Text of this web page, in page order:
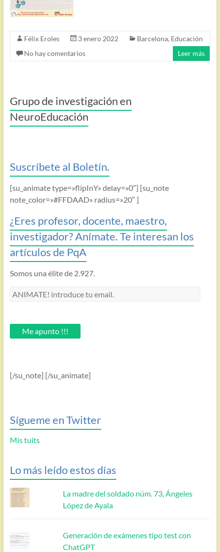
Félix Eroles 3 enero 2022 Barcelona, Educación
No hay comentarios
Leer más
Grupo de investigación en
NeuroEducación
Suscríbete al Boletín.
[su_animate type=»flipInY» delay=»0″] [su_note
note_color=»#FFDAAD» radius=»20″ ]
¿Eres profesor, docente, maestro,
investigador? Anímate. Te interesan los
artículos de PqA
Somos una élite de 2.927.
ANIMATE!
email.Me apunto !!!
[/su_note] [/su_animate]
Sígueme en Twitter
Mis tuits
Lo más leído estos días
La madre del soldado núm. 73, Ángeles
López de Ayala
Generación de exámenes tipo test con
ChatGPT